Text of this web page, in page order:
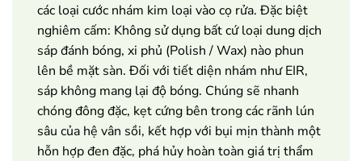
các loại cước nhám kim loại vào cọ rửa. Đặc biệt
nghiêm cấm: Không sử dụng bất cứ loại dung dịch
sáp đánh bóng, xi phủ (Polish / Wax) nào phun
lên bề mặt sàn. Đối với tiết diện nhám như EIR,
sáp không mang lại độ bóng. Chúng sẽ nhanh
chóng đông đặc, kẹt cứng bên trong các rãnh lún
sâu của hệ vân sồi, kết hợp với bụi mịn thành một
hỗn hợp đen đặc, phá hủy hoàn toàn giá trị thẩm